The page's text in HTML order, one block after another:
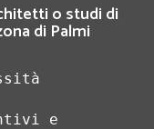
o studi di
di Palmi
e